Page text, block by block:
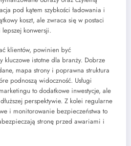
pod kątem szybkości ładowania i
koszt, ale zwraca się w postaci
konwersji.
klientów, powinien być
kluczowe istotne dla branży. Dobrze
mapa strony i poprawna struktura
podnoszą widoczność. Usługi
to dodatkowe inwestycje, ale
perspektywie. Z kolei regularne
i monitorowanie bezpieczeństwa to
stronę przed awariami i